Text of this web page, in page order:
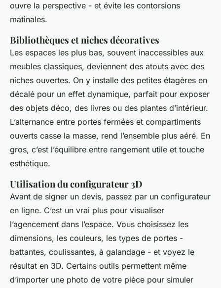
ouvre la perspective - et évite les contorsions
matinales.
Bibliothèques et niches décoratives
Les espaces les plus bas, souvent inaccessibles aux
meubles classiques, deviennent des atouts avec des
niches ouvertes. On y installe des petites étagères en
décalé pour un effet dynamique, parfait pour exposer
des objets déco, des livres ou des plantes d’intérieur.
L’alternance entre portes fermées et compartiments
ouverts casse la masse, rend l’ensemble plus aéré. En
gros, c’est l’équilibre entre rangement utile et touche
esthétique.
Utilisation du configurateur 3D
Avant de signer un devis, passez par un configurateur
en ligne. C’est un vrai plus pour visualiser
l’agencement dans l’espace. Vous choisissez les
dimensions, les couleurs, les types de portes -
battantes, coulissantes, à galandage - et voyez le
résultat en 3D. Certains outils permettent même
d’importer une photo de votre pièce pour simuler